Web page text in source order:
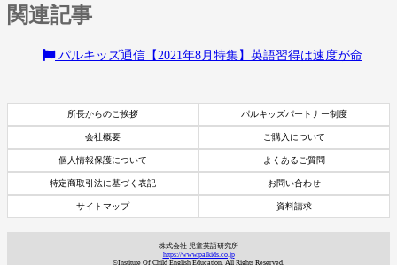
関連記事
パルキッズ通信【2021年8月特集】英語習得は速度が命
所長からのご挨拶 パルキッズパートナー制度
会社概要 ご購入について
個人情報保護について よくあるご質問
特定商取引法に基づく表記 お問い合わせ
サイトマップ 資料請求
株式会社 児童英語研究所
https://www.palkids.co.jp
©Institute Of Child English Education. All Rights Reserved.